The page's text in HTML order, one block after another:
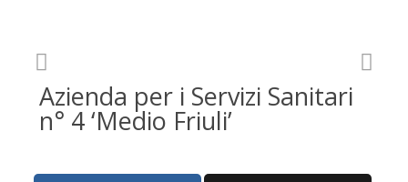
Azienda per i Servizi Sanitari
n° 4 ‘Medio Friuli’